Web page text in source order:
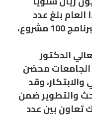
بلغ عدد
المشاريع البحثية المتقدمة للبرنامج 100 مشروع،
الدكتور
محضن
وقد
للبحث والتطوير ضمن
تعاون بين عدد